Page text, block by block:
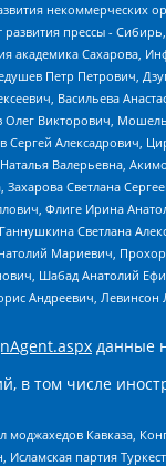
некоммерческих
прессы -
академика Сахарова,
Петр Петрович,
Васильева
Викторович,
Алексадрович,
Валерьевна,
Светлана
Флиге Ирина
Светлана
Мариевич,
Шабад Анатолий
Андреевич,
данные
в том числе
Кавказа,
партия